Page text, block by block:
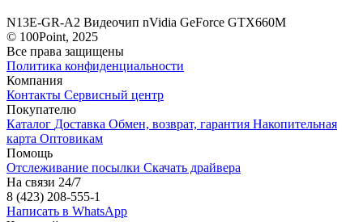
N13E-GR-A2 Видеочип nVidia GeForce GTX660M
© 100Point, 2025
Все права защищены
Политика конфиденциальности
Компания
Контакты Сервисный центр
Покупателю
Каталог Доставка Обмен, возврат, гарантия Накопительная
карта Оптовикам
Помощь
Отслеживание посылки Скачать драйвера
На связи 24/7
8 (423) 208-555-1
Написать в WhatsApp